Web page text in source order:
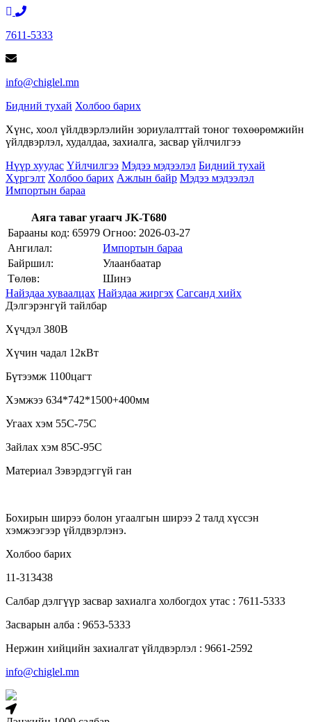
7611-5333
info@chiglel.mn
Бидний тухай Холбоо барих
Хүнс, хоол үйлдвэрлэлийн зориулалттай тоног төхөөрөмжийн
үйлдвэрлэл, худалдаа, захиалга, засвар үйлчилгээ
Нүүр хуудас Үйлчилгээ Мэдээ мэдээлэл Бидний тухай
Хүргэлт Холбоо барих Ажлын байр Мэдээ мэдээлэл
Импортын бараа
Аяга таваг угаагч JK-T680
Барааны код: 65979 Огноо: 2026-03-27
Ангилал:
Импортын бараа
Байршил:
Улаанбаатар
Төлөв:
Шинэ
Найздаа хуваалцах Найздаа жиргэх Сагсанд хийх
Дэлгэрэнгүй тайлбар
Хүчдэл 380В
Хүчин чадал 12кВт
Бүтээмж 1100цагт
Хэмжээ 634*742*1500+400мм
Угаах хэм 55С-75С
Зайлах хэм 85С-95С
Материал Зэвэрдэггүй ган
Бохирын ширээ болон угаалгын ширээ 2 талд хүссэн
хэмжээгээр үйлдвэрлэнэ.
Холбоо барих
11-313438
Салбар дэлгүүр засвар захиалга холбогдох утас : 7611-5333
Засварын алба : 9653-5333
Нержин хийцийн захиалгат үйлдвэрлэл : 9661-2592
info@chiglel.mn